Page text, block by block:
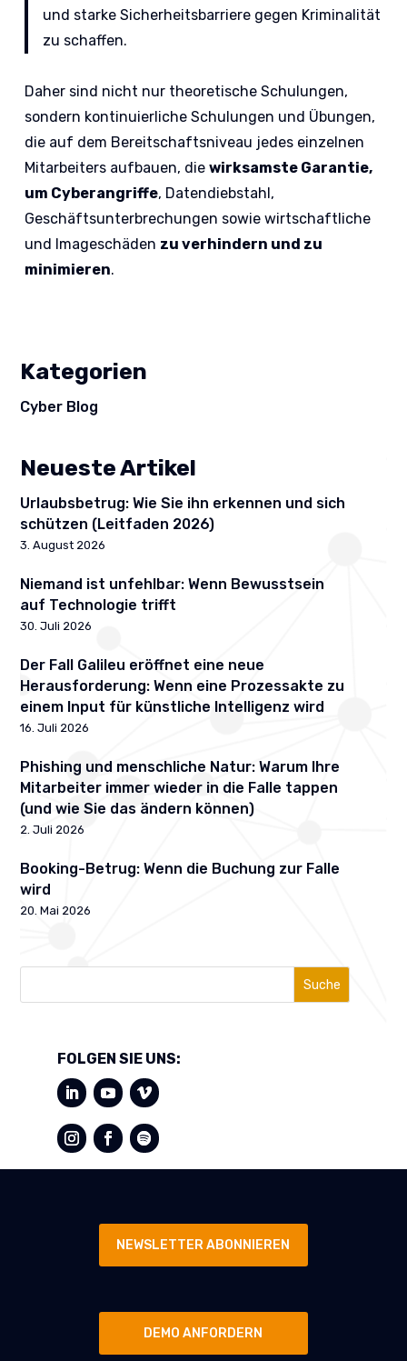
Kategorien
Cyber Blog
Neueste Artikel
Urlaubsbetrug: Wie Sie ihn erkennen und sich
schützen (Leitfaden 2026)
3. August 2026
Niemand ist unfehlbar: Wenn Bewusstsein
auf Technologie trifft
30. Juli 2026
Der Fall Galileu eröffnet eine neue
Herausforderung: Wenn eine Prozessakte zu
einem Input für künstliche Intelligenz wird
16. Juli 2026
Phishing und menschliche Natur: Warum Ihre
Mitarbeiter immer wieder in die Falle tappen
(und wie Sie das ändern können)
2. Juli 2026
Booking-Betrug: Wenn die Buchung zur Falle
wird
20. Mai 2026
Suche
FOLGEN SIE UNS:
und starke Sicherheitsbarriere gegen Kriminalität
zu schaffen.
Daher sind nicht nur theoretische Schulungen,
sondern kontinuierliche Schulungen und Übungen,
die auf dem Bereitschaftsniveau jedes einzelnen
Mitarbeiters aufbauen, diewirksamste Garantie,
um Cyberangriffe, Datendiebstahl,
Geschäftsunterbrechungen sowie wirtschaftliche
und Imageschäden zu verhindern und zu
minimieren.
NEWSLETTER ABONNIEREN
DEMO ANFORDERN